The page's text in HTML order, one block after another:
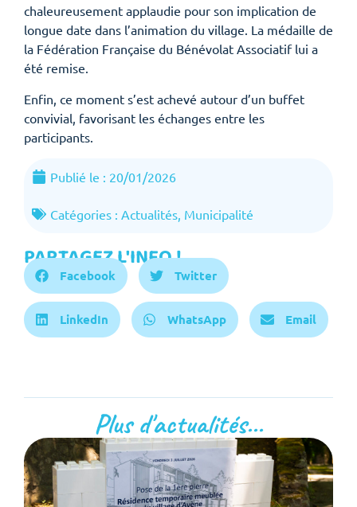
chaleureusement applaudie pour son implication de
longue date dans l’animation du village. La médaille de
la Fédération Française du Bénévolat Associatif lui a
été remise.
Enfin, ce moment s’est achevé autour d’un buffet
convivial, favorisant les échanges entre les
participants.
Publié le : 20/01/2026
Catégories : Actualités Municipalité
PARTAGEZ L'INFO !
Facebook Twitter
LinkedIn WhatsApp Email
Plus d'actualités...